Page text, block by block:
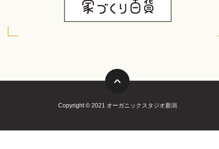
Copyright © 2021 オーガニックスタジオ新潟